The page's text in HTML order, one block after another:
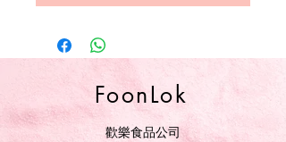
FoonLok
歡樂食品公司